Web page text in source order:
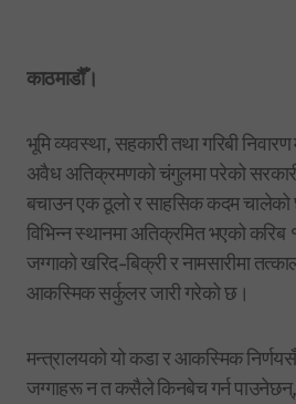
काठमाडौँ।
भूमि व्यवस्था, सहकारी तथा गरिबी
अवैध अतिक्रमणको चंगुलमा परेको
बचाउन एक ठूलो र साहसिक कदम
विभिन्न स्थानमा अतिक्रमित भएको करिब
जग्गाको खरिद-बिक्री र नामसारीमा
आकस्मिक सर्कुलर जारी गरेको छ।
मन्त्रालयको यो कडा र आकस्मिक
जग्गाहरू न त कसैले किनबेच गर्न पाउनेछन्,